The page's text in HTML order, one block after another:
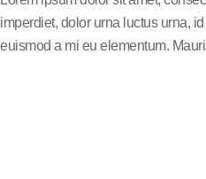
imperdiet, dolor urna luctus urna,
euismod a mi eu elementum.